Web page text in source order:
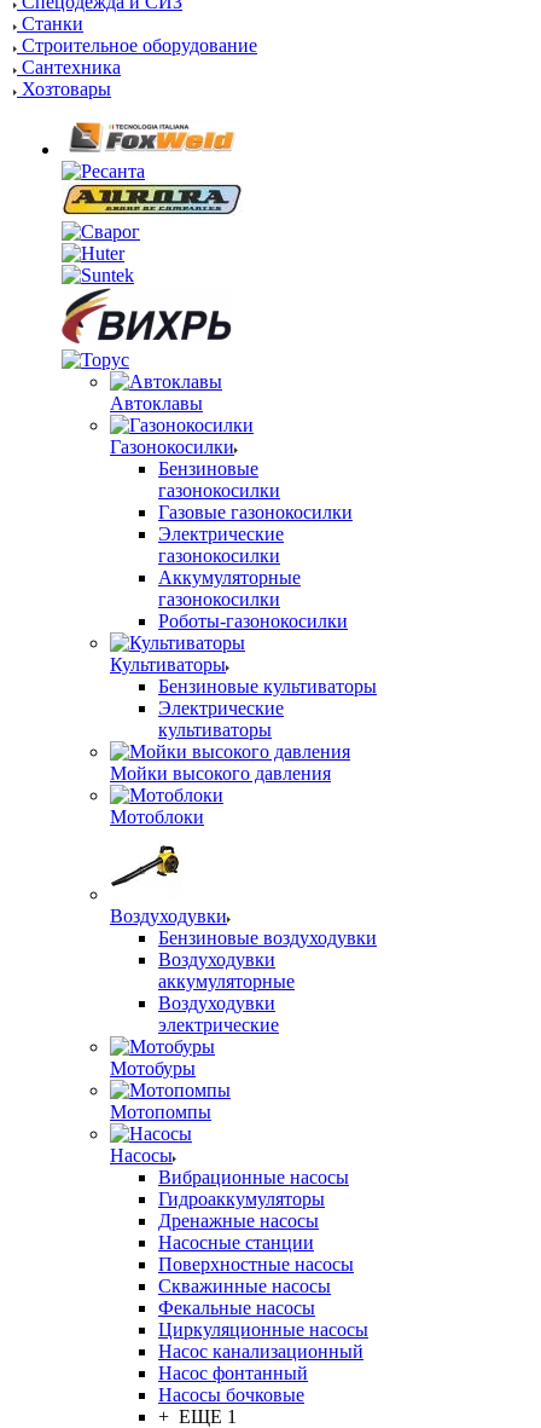
Станки
Строительное оборудование
Сантехника
Хозтовары
Автоклавы
Газонокосилки
Бензиновые
газонокосилки
Газовые газонокосилки
Электрические
газонокосилки
Аккумуляторные
газонокосилки
Роботы-газонокосилки
Культиваторы
Бензиновые культиваторы
Электрические
культиваторы
Мойки высокого давления
Мотоблоки
Воздуходувки
Бензиновые воздуходувки
Воздуходувки
аккумуляторные
Воздуходувки
электрические
Мотобуры
Мотопомпы
Насосы
Вибрационные насосы
Гидроаккумуляторы
Дренажные насосы
Насосные станции
Поверхностные насосы
Скважинные насосы
Фекальные насосы
Циркуляционные насосы
Насос канализационный
Насос фонтанный
Насосы бочковые
+ ЕЩЕ 1